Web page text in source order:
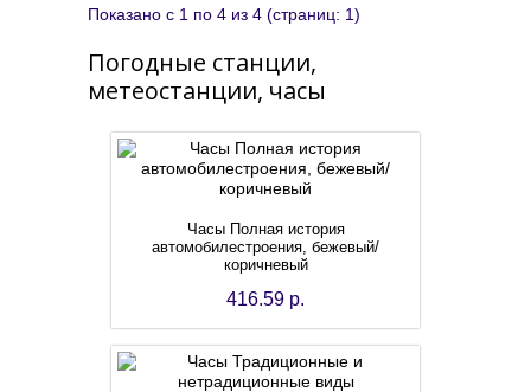
Показано с 1 по 4 из 4 (страниц: 1)
Погодные станции,
метеостанции, часы
Часы Полная история
автомобилестроения, бежевый/
коричневый
416.59 р.